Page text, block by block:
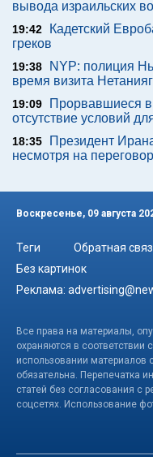
вывода израильских
19:42
Кадетский
греков
19:38
NYP: полиция
время визита
19:09
Прорвавшиеся
отсутствие условий
18:35
Президент
несмотря на
Воскресенье, 09 августа
Теги Обратная
Без картинок
Реклама:
Все права на материалы,
охраняются в соответствии
использовании материалов
обязательна. Перепечатка
статей без согласования с
соцсетях. Использование